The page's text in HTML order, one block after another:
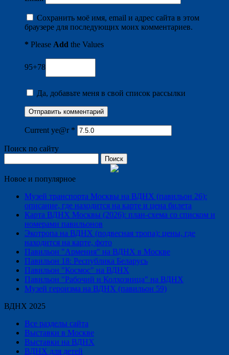
Сохранить моё имя, email и адрес сайта в этом
браузере для последующих моих комментариев.
* Please Add the Values
95+78
Да, добавьте меня в свой список рассылки
Current ye@r *
Поиск по сайту
Новое и популярное
Музей транспорта Москвы на ВДНХ (павильон 26):
описание, где находится на карте и цена билета
Карта ВДНХ Москвы (2026): план-схема со списком и
номерами павильонов
Экотропа на ВДНХ (подвесная тропа): цены, где
находится на карте, фото
Павильон "Армения" на ВДНХ в Москве
Павильон 18: Республика Беларусь
Павильон "Космос" на ВДНХ
Павильон "Рабочий и Колхозница" на ВДНХ
Музей героизма на ВДНХ (павильон 59)
ВДНХ 2025
Все разделы сайта
Выставки в Москве
Выставки на ВДНХ
ВДНХ для детей